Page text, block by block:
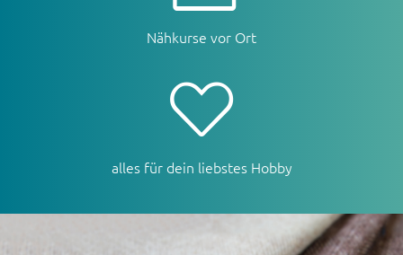
Nähkurse vor Ort
alles für dein liebstes Hobby